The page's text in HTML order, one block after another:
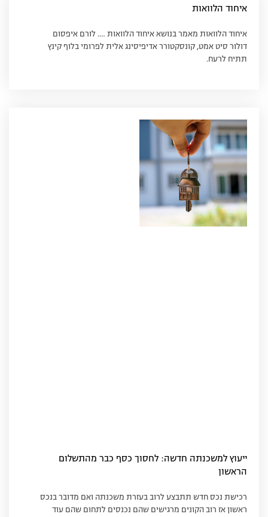
איחוד הלוואות
איחוד הלוואות מאמר בנושא איחוד הלוואות …. לורם איפסום
דולור סיט אמט, קונסקטורר אדיפיסינג אלית לפרומי בלוף קינץ
תתיח לרעח.
ייעוץ למשכנתה חדשה: לחסוך כסף כבר מהתשלום
הראשון‏
רכישת נכס חדש תתבצע לרוב בעזרת משכנתה ואם מדובר בנכס
ראשון אז רוב הקונים מרגישים שהם נכנסים לתחום שהם עוד